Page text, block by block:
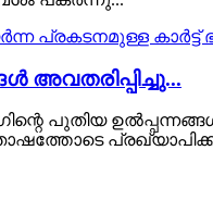
അവതരിപ്പിച്ചു...
പുതിയ